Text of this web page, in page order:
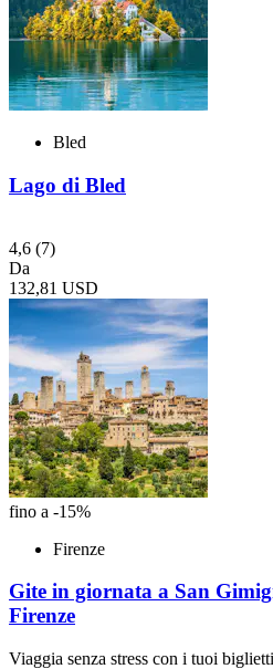
Bled
Lago di Bled
4,6 (7)
Da
132,81 USD
fino a -15%
Firenze
Gite in giornata a San
Firenze
Viaggia senza stress con i tuoi